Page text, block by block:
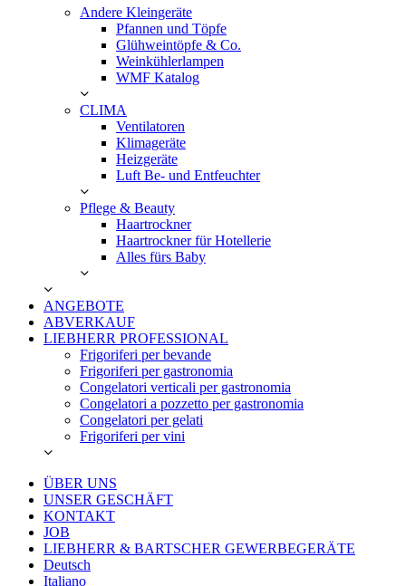
Andere Kleingeräte
Pfannen und Töpfe
Glühweintöpfe & Co.
Weinkühlerlampen
WMF Katalog
CLIMA
Ventilatoren
Klimageräte
Heizgeräte
Luft Be- und Entfeuchter
Pflege & Beauty
Haartrockner
Haartrockner für Hotellerie
Alles fürs Baby
ANGEBOTE
ABVERKAUF
LIEBHERR PROFESSIONAL
Frigoriferi per bevande
Frigoriferi per gastronomia
Congelatori verticali per gastronomia
Congelatori a pozzetto per gastronomia
Congelatori per gelati
Frigoriferi per vini
ÜBER UNS
UNSER GESCHÄFT
KONTAKT
JOB
LIEBHERR & BARTSCHER GEWERBEGERÄTE
Deutsch
Italiano